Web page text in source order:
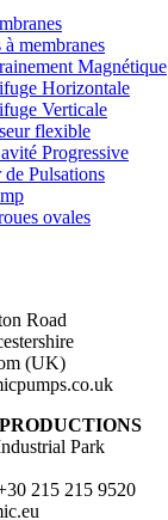
membranes
Magnétique
Horizontale
Verticale
flexible
Progressive
Pulsations
ovales
Road
(UK)
Park
215 215 9520